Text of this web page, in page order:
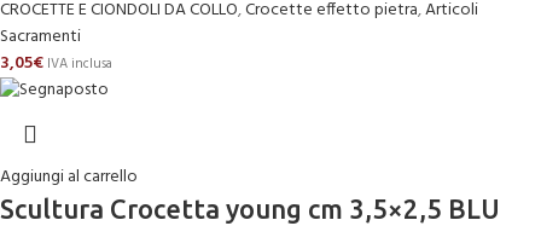
CROCETTE E CIONDOLI DA COLLO,Crocette effetto pietra,Articoli
Sacramenti
3,05€ IVA inclusa
Aggiungi al carrello
Scultura Crocetta young cm 3,5×2,5 BLU